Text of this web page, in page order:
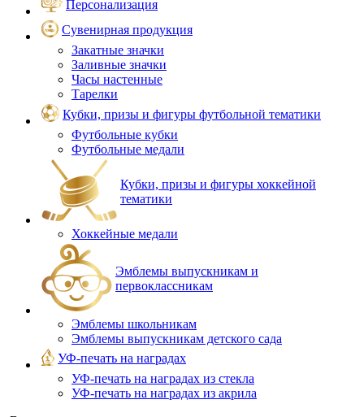
Персонализация
Сувенирная продукция
Закатные значки
Заливные значки
Часы настенные
Тарелки
Кубки, призы и фигуры футбольной тематики
Футбольные кубки
Футбольные медали
Кубки, призы и фигуры хоккейной
тематики
Хоккейные медали
Эмблемы выпускникам и
первоклассникам
Эмблемы школьникам
Эмблемы выпускникам детского сада
УФ-печать на наградах
УФ‑печать на наградах из стекла
УФ-печать на наградах из акрила